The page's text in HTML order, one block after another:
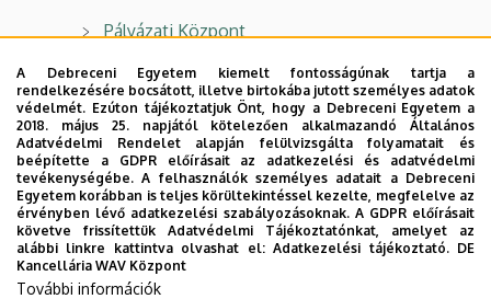
Pályázati Központ
Tudományos Igazgatóság
Innovációs Ökoszisztéma Központ
Nemzetközi K+F Kapcsolatok Központja
Interdiszciplináris együttműködések elismerése
A Debreceni Egyetem struktúrájából adódóan a karok
szintjén zajlik a tudományos előmeneteli rendszerek
A Debreceni Egyetem kiemelt fontosságúnak tartja a
rendelkezésére bocsátott, illetve birtokába jutott személyes adatok
védelmét. Ezúton tájékoztatjuk Önt, hogy a Debreceni Egyetem a
2018. május 25. napjától kötelezően alkalmazandó Általános
Adatvédelmi Rendelet alapján felülvizsgálta folyamatait és
beépítette a GDPR előírásait az adatkezelési és adatvédelmi
tevékenységébe. A felhasználók személyes adatait a Debreceni
Egyetem korábban is teljes körültekintéssel kezelte, megfelelve az
érvényben lévő adatkezelési szabályozásoknak. A GDPR előírásait
követve frissítettük Adatvédelmi Tájékoztatónkat, amelyet az
alábbi linkre kattintva olvashat el:Adatkezelési tájékoztató. DE
Kancellária WAV Központ
További információk